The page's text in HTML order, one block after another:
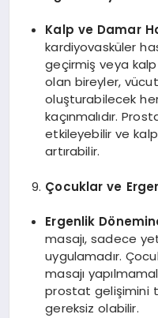
Kalp ve Damar
kardiyovasküler
geçirmiş veya kalp
olan bireyler, vücut
oluşturabilecek
kaçınmalıdır.
etkileyebilir ve
artırabilir.
Çocuklar ve
Ergenlik
masajı, sadece
uygulamadır.
masajı
prostat gelişimini
gereksiz olabilir.